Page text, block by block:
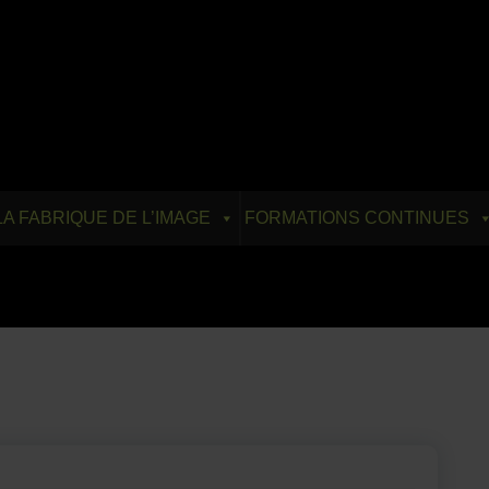
LA FABRIQUE DE L’IMAGE FORMATIONS CONTINUES